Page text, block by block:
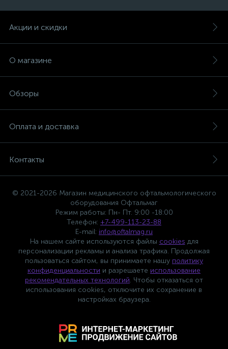
Акции и скидки
О магазине
Обзоры
Оплата и доставка
Контакты
© 2021-2026 Магазин медицинского офтальмологического
оборудования Офтальмаг
Режим работы: Пн- Пт. 9:00 -18:00
Телефон: +7-499-113-23-88
E-mail: info@oftalmag.ru
На нашем сайте используются файлы cookies для
персонализации рекламы и анализа трафика. Продолжая
пользоваться сайтом, вы принимаете нашу политику
конфиденциальности и разрешаете использование
рекомендательных технологий. Чтобы отказаться от
использования cookies, отключите их сохранение в
настройках браузера.